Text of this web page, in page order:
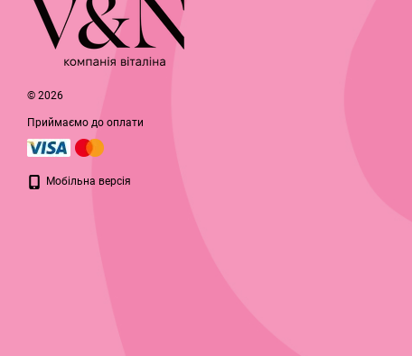
© 2026
Приймаємо до оплати
Мобільна версія